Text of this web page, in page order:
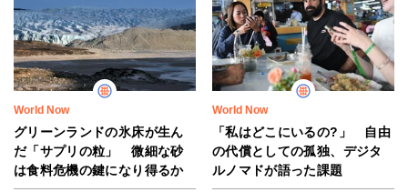
World Now
グリーンランドの氷床が生ん
だ「サプリの粒」 微細な砂
は食料危機の鍵になり得るか
World Now
「私はどこにいるの?」 自由
の代償としての孤独、デジタ
ルノマドが語った課題